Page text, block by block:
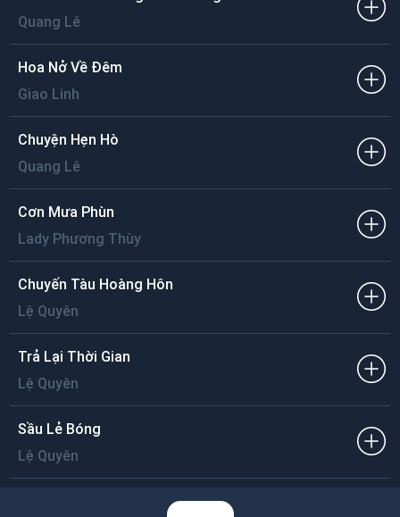
Thuở mẹ đợi cha thương lắm như ruộng đợi phù sa.
Quang Lê
Hoa Nở Về Đêm
Giao Linh
Chuyện Hẹn Hò
Quang Lê
Cơn Mưa Phùn
Lady Phương Thùy
Chuyến Tàu Hoàng Hôn
Lệ Quyên
Trả Lại Thời Gian
Lệ Quyên
Sầu Lẻ Bóng
Lệ Quyên